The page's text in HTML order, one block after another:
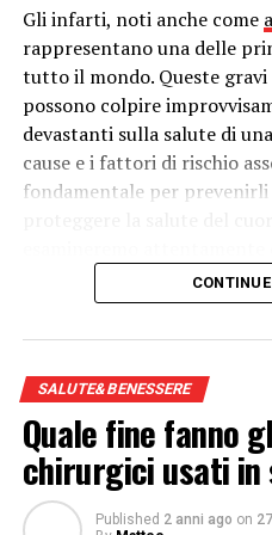
DON'T MISS
Prodotti disinfettanti: quali
dell’amuchina?
Gli infarti, noti anche come
rappresentano una delle
tutto il mondo. Queste
possono colpire
devastanti sulla salute di
cause e i fattori di rischio
fondamentale per
infarti, esplorando le cause
rischio e le strategie di
Cause degli Infarti:
Gli infarti si verificano
una parte del cuore viene
dell’occlusione di una delle
principali cause di questo
SALUTE&BENESSERE
Quale fine fanno
chirurgici usati in
Published 2 anni ago on